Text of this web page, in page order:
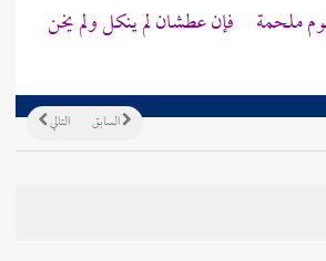
ملحمة فإن عطشان لم ينكل ولم يخن
التالي السابق